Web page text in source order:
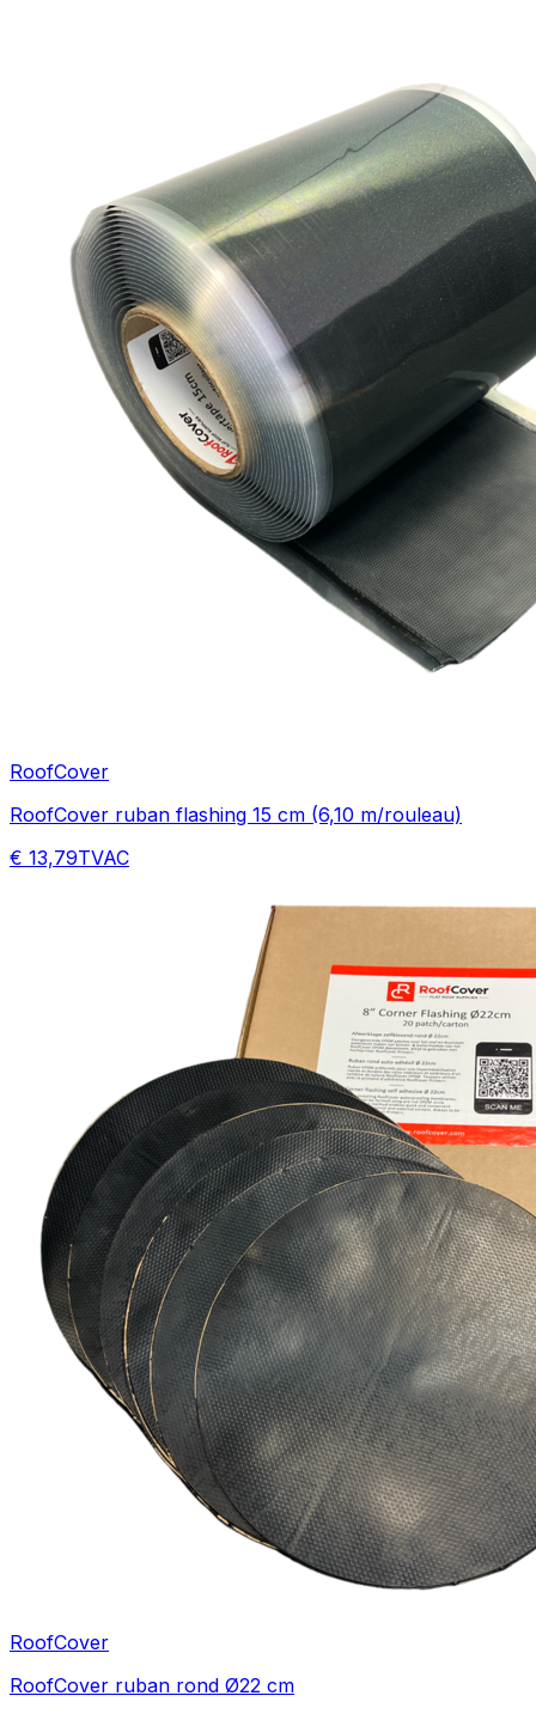
RoofCover
RoofCover ruban flashing 15 cm (6,10 m/rouleau)
€ 13,79TVAC
RoofCover
RoofCover ruban rond Ø22 cm